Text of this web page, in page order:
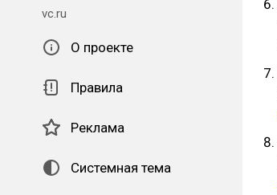
vc.ru
О проекте
Правила
Реклама
Системная тема